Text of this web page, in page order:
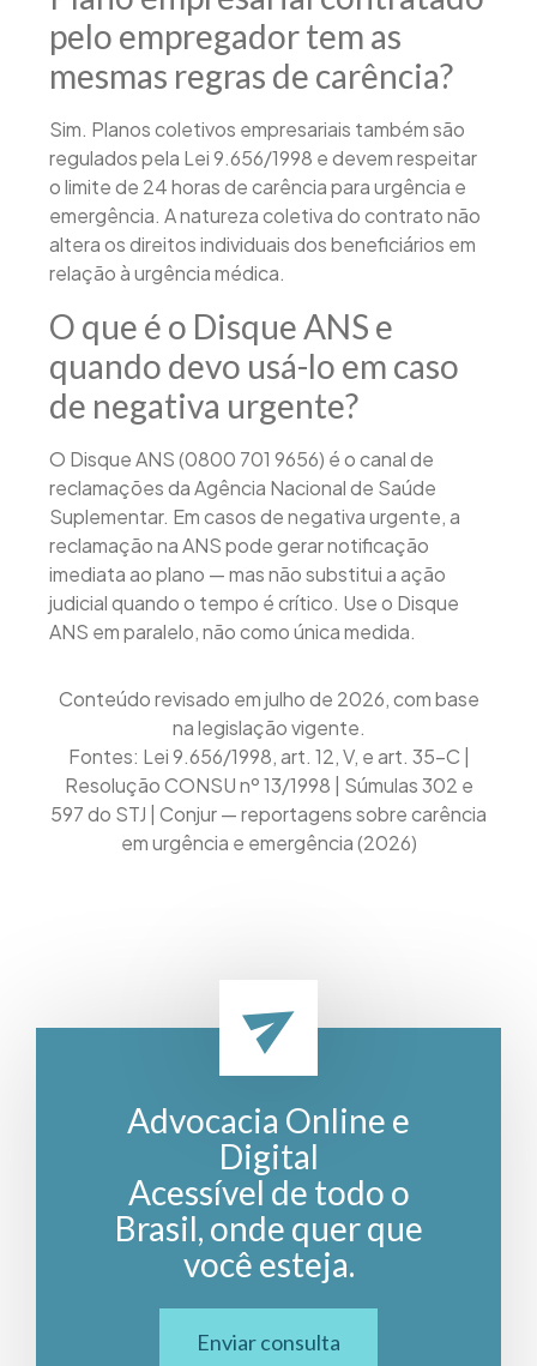
pelo empregador tem as
mesmas regras de carência?
Sim. Planos coletivos empresariais também são
regulados pela Lei 9.656/1998 e devem respeitar
o limite de 24 horas de carência para urgência e
emergência. A natureza coletiva do contrato não
altera os direitos individuais dos beneficiários em
relação à urgência médica.
O que é o Disque ANS e
quando devo usá-lo em caso
de negativa urgente?
O Disque ANS (0800 701 9656) é o canal de
reclamações da Agência Nacional de Saúde
Suplementar. Em casos de negativa urgente, a
reclamação na ANS pode gerar notificação
imediata ao plano — mas não substitui a ação
judicial quando o tempo é crítico. Use o Disque
ANS em paralelo, não como única medida.
Conteúdo revisado em julho de 2026, com base
na legislação vigente.
Fontes: Lei 9.656/1998, art. 12, V, e art. 35-C |
Resolução CONSU nº 13/1998 | Súmulas 302 e
597 do STJ | Conjur — reportagens sobre carência
em urgência e emergência (2026)
Advocacia Online e
Digital
Acessível de todo o
Brasil, onde quer que
você esteja.
Enviar consulta